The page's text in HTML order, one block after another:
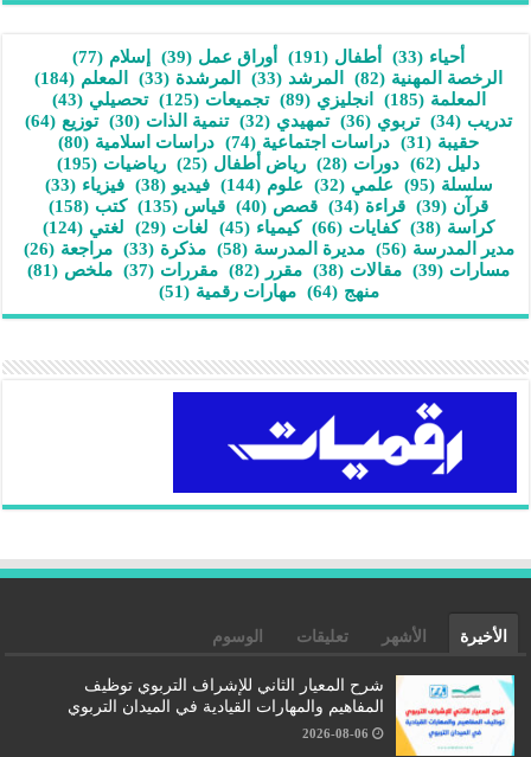
أحياء (33) أطفال (191) أوراق عمل (39) إسلام (77)
الرخصة المهنية (82) المرشد (33) المرشدة (33) المعلم (184)
المعلمة (185) انجليزي (89) تجميعات (125) تحصيلي (43)
تدريب (34) تربوي (36) تمهيدي (32) تنمية الذات (30) توزيع (64)
حقيبة (31) دراسات اجتماعية (74) دراسات اسلامية (80)
دليل (62) دورات (28) رياض أطفال (25) رياضيات (195)
سلسلة (95) علمي (32) علوم (144) فيديو (38) فيزياء (33)
قرآن (39) قراءة (34) قصص (40) قياس (135) كتب (158)
كراسة (38) كفايات (66) كيمياء (45) لغات (29) لغتي (124)
مدير المدرسة (56) مديرة المدرسة (58) مذكرة (33) مراجعة (26)
مسارات (39) مقالات (38) مقرر (82) مقررات (37) ملخص (81)
منهج (64) مهارات رقمية (51)
الأخيرة الأشهر تعليقات الوسوم
شرح المعيار الثاني للإشراف التربوي توظيف
المفاهيم والمهارات القيادية في الميدان التربوي
2026-08-06